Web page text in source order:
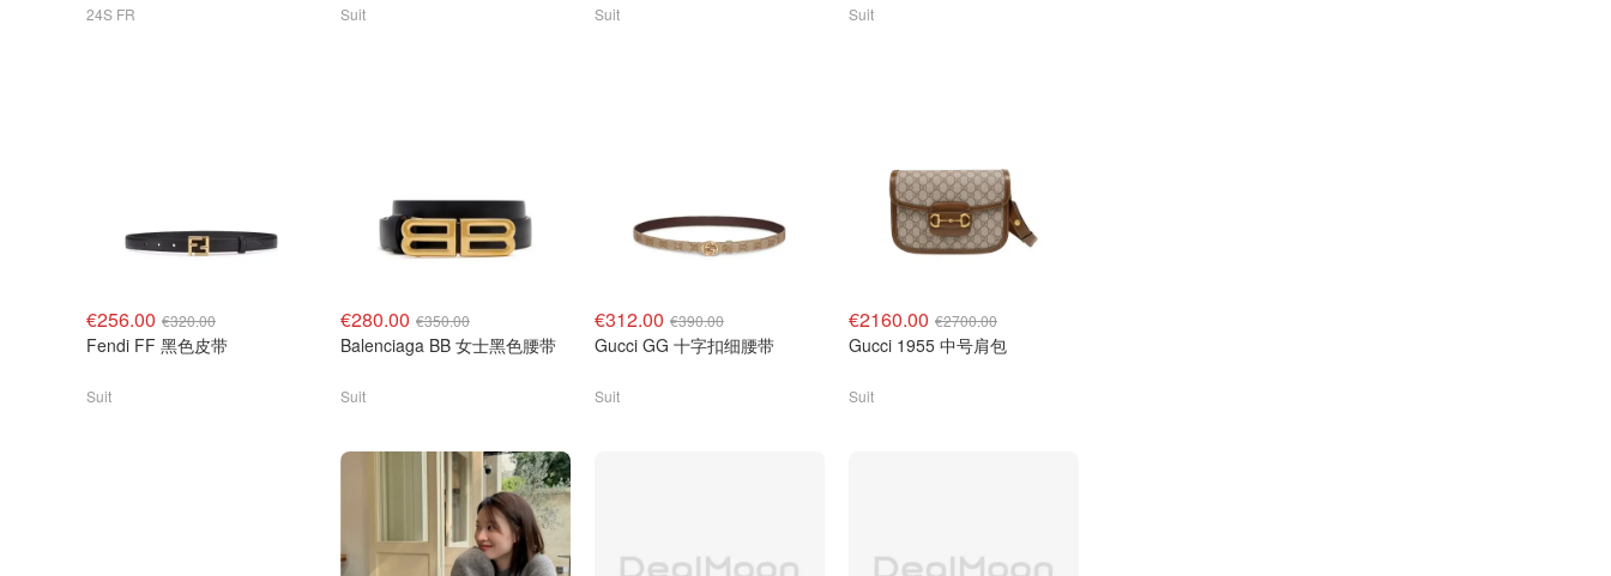
24S FR Suit Suit Suit
€256.00 €320.00
Fendi FF 黑色皮带
Suit
€280.00 €350.00
Balenciaga BB 女士黑色腰带
Suit
€312.00 €390.00
Gucci GG 十字扣细腰带
Suit
€2160.00 €2700.00
Gucci 1955 中号肩包
Suit